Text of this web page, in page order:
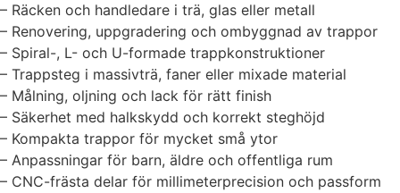
– Räcken och handledare i trä, glas eller metall
– Renovering, uppgradering och ombyggnad av trappor
– Spiral-, L- och U-formade trappkonstruktioner
– Trappsteg i massivträ, faner eller mixade material
– Målning, oljning och lack för rätt finish
– Säkerhet med halkskydd och korrekt steghöjd
– Kompakta trappor för mycket små ytor
– Anpassningar för barn, äldre och offentliga rum
– CNC-frästa delar för millimeterprecision och passform